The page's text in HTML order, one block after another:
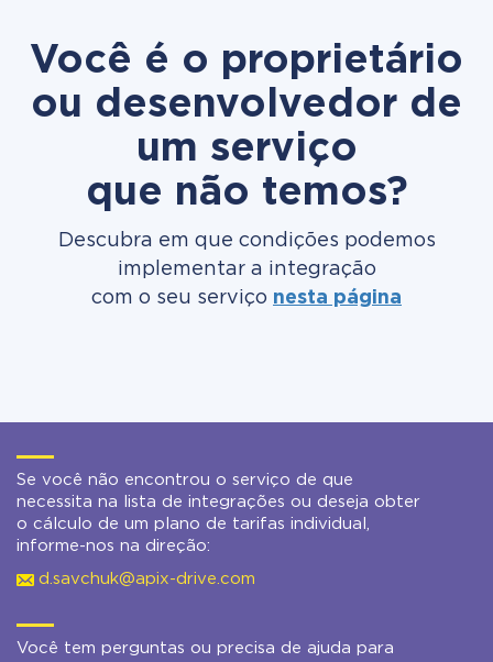
Você é o proprietário
ou desenvolvedor de
um serviço
que não temos?
Descubra em que condições podemos
implementar a integração
com o seu serviço nesta página
Se você não encontrou o serviço de que
necessita na lista de integrações ou deseja obter
o cálculo de um plano de tarifas individual,
informe-nos na direção:
d.savchuk@apix-drive.com
Você tem perguntas ou precisa de ajuda para